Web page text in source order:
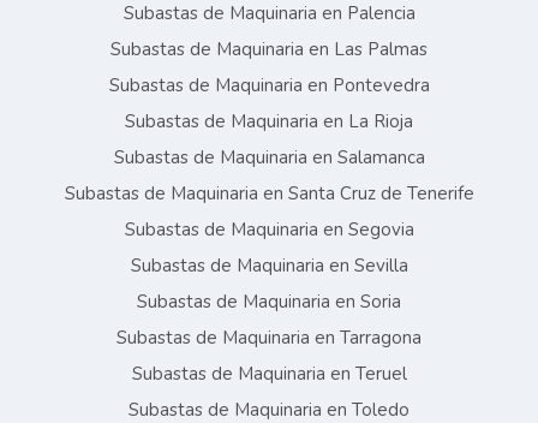
Subastas de Maquinaria en Palencia
Subastas de Maquinaria en Las Palmas
Subastas de Maquinaria en Pontevedra
Subastas de Maquinaria en La Rioja
Subastas de Maquinaria en Salamanca
Subastas de Maquinaria en Santa Cruz de Tenerife
Subastas de Maquinaria en Segovia
Subastas de Maquinaria en Sevilla
Subastas de Maquinaria en Soria
Subastas de Maquinaria en Tarragona
Subastas de Maquinaria en Teruel
Subastas de Maquinaria en Toledo